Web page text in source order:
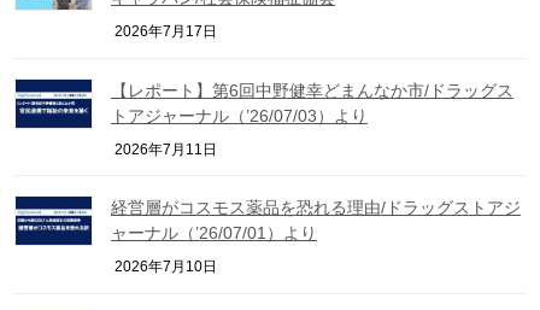
2026年7月17日
【レポート】第6回中野健幸どまんなか市/ドラッグス
トアジャーナル（’26/07/03）より
2026年7月11日
経営層がコスモス薬品を恐れる理由/ドラッグストアジ
ャーナル（’26/07/01）より
2026年7月10日